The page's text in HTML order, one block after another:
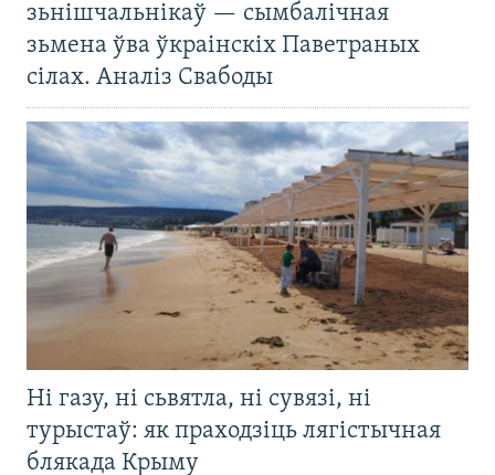
зьнішчальнікаў — сымбалічная
зьмена ўва ўкраінскіх Паветраных
сілах. Аналіз Свабоды
Ні газу, ні сьвятла, ні сувязі, ні
турыстаў: як праходзіць лягістычная
блякада Крыму